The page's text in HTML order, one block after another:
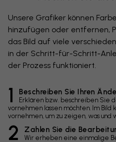
Unsere Grafiker können
hinzufügen oder entfernen,
das Bild auf viele
in der Schritt-für-Schritt-
der Prozess funktioniert.
1 Beschreiben Sie Ihren
Erklären bzw. beschreiben Sie
vornehmen lassen möchten. Im Bild
vornehmen, um zu zeigen, was und
2 Zahlen Sie die
Wir erheben eine einmalige